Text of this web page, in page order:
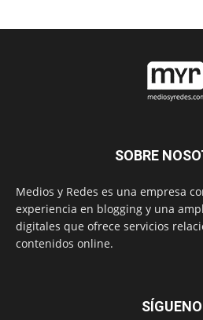
SOBRE
Medios y Redes es una empresa
experiencia en blogging y una
digitales que ofrece servicios
contenidos online.